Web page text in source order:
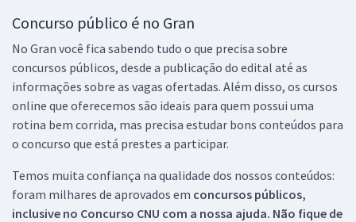
Concurso público é no Gran
No Gran você fica sabendo tudo o que precisa sobre
concursos públicos, desde a publicação do edital até as
informações sobre as vagas ofertadas. Além disso, os cursos
online que oferecemos são ideais para quem possui uma
rotina bem corrida, mas precisa estudar bons conteúdos para
o concurso que está prestes a participar.
Temos muita confiança na qualidade dos nossos conteúdos:
foram milhares de aprovados em concursos públicos,
inclusive no Concurso CNU com a nossa ajuda. Não fique de